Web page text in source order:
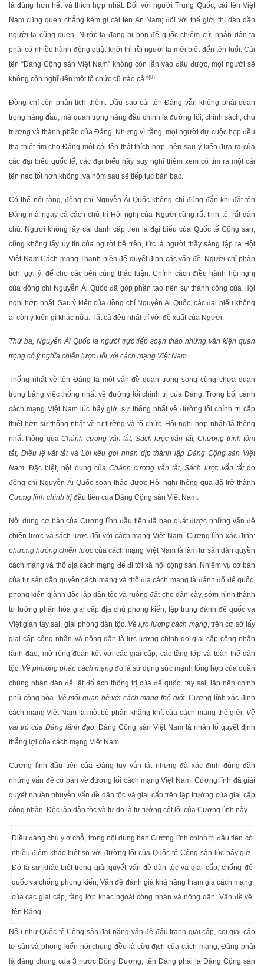
là đúng hơn hết và thích hợp nhất. Đối với người Trung Quốc, cái tên Việt
Nam cũng quen chẳng kém gì cái tên An Nam; đối với thế giới thì dần dần
người ta cũng quen. Nước ta đang bị bọn đế quốc chiếm cứ, nhân dân ta
phải có nhiều hành động quật khởi thì rồi người ta mới biết đến tên tuổi. Cái
tên “Đảng Cộng sản Việt Nam” không còn lẫn vào đâu được, mọi người sẽ
không còn nghĩ đến một tổ chức cũ nào cả.”(8).
Đồng chí còn phân tích thêm: Dầu sao cái tên Đảng vẫn không phải quan
trọng hàng đầu, mà quan trọng hàng đầu chính là đường lối, chính sách, chủ
trương và thành phần của Đảng. Nhưng vì rằng, mọi người dự cuộc họp đều
tha thiết tìm cho Đảng một cái tên thật thích hợp, nên sau ý kiến đưa ra của
các đại biểu quốc tế, các đại biểu hãy suy nghĩ thêm xem có tìm ra một cái
tên nào tốt hơn không, và hôm sau sẽ tiếp tục bàn bạc.
Có thể nói rằng, đồng chí Nguyễn Ái Quốc không chỉ đúng đắn khi đặt tên
Đảng mà ngay cả cách chủ trì Hội nghị của Người cũng rất tinh tế, rất dân
chủ. Người không lấy cái danh cấp trên là đại biểu của Quốc tế Cộng sản,
cũng không lấy uy tín của người bề trên, tức là người thầy sáng lập ra Hội
Việt Nam Cách mạng Thanh niên để quyết định các vấn đề. Người chỉ phân
tích, gợi ý, để cho các bên cùng thảo luận. Chính cách điều hành hội nghị
của đồng chí Nguyễn Ái Quốc đã góp phần tạo nên sự thành công của Hội
nghị hợp nhất. Sau ý kiến của đồng chí Nguyễn Ái Quốc, các đại biểu không
ai còn ý kiến gì khác nữa. Tất cả đều nhất trí với đề xuất của Người.
Thứ ba, Nguyễn Ái Quốc là người trực tiếp soạn thảo những văn kiện quan
trọng có ý nghĩa chiến lược đối với cách mạng Việt Nam
Thống nhất về tên Đảng là một vấn đề quan trọng song cũng chưa quan
trọng bằng việc thống nhất về đường lối chính trị của Đảng. Trong bối cảnh
cách mạng Việt Nam lúc bấy giờ, sự thống nhất về đường lối chính trị cấp
thiết hơn sự thống nhất về tư tưởng và tổ chức. Hội nghị hợp nhất đã thống
nhất thông quaChánh cương vắn tắt, Sách lược vắn tắt, Chương trình tóm
tắt, Điều lệ vắt tắtvà Lời kêu gọi nhân dịp thành lập Đảng Cộng sản Việt
Nam. Đặc biệt, nội dung của Chánh cương vắn tắt, Sách lược vắn tắtdo
đồng chí Nguyễn Ái Quốc soạn thảo được Hội nghị thông qua đã trở thành
Cương lĩnh chính trị đầu tiên của Đảng Cộng sản Việt Nam.
Nội dung cơ bản của Cương lĩnh đầu tiên đã bao quát được những vấn đề
chiến lược và sách lược đối với cách mạng Việt Nam. Cương lĩnh xác định:
phương hướng chiến lượccủa cách mạng Việt Nam là làm tư sản dân quyền
cách mạng và thổ địa cách mạng để đi tới xã hội cộng sản. Nhiệm vụ cơ bản
của tư sản dân quyền cách mạng và thổ địa cách mạng là đánh đổ đế quốc,
phong kiến giành độc lập dân tộc và ruộng đất cho dân cày, sớm hình thành
tư tưởng phân hóa giai cấp địa chủ phong kiến, tập trung đánh đế quốc và
Việt gian tay sai, giải phóng dân tộc. Về lực lượng cách mạng, trên cơ sở lấy
giai cấp công nhân và nông dân là lực lượng chính do giai cấp công nhân
lãnh đạo, mở rộng đoàn kết với các giai cấp, các tầng lớp và toàn thể dân
tộc. Về phương pháp cách mạng đó là sử dụng sức mạnh tổng hợp của quần
chúng nhân dân để lật đổ ách thống trị của đế quốc, tay sai, lập nên chính
phủ cộng hòa. Về mối quan hệ với cách mạng thế giới, Cương lĩnh xác định
cách mạng Việt Nam là một bộ phận khăng khít của cách mạng thế giới. Về
vai trò của Đảng lãnh đạo, Đảng Cộng sản Việt Nam là nhân tố quyết định
thắng lợi của cách mạng Việt Nam.
Cương lĩnh đầu tiên của Đảng tuy vắn tắt nhưng đã xác định đúng đắn
những vấn đề cơ bản về đường lối cách mạng Việt Nam. Cương lĩnh đã giải
quyết nhuần nhuyễn vấn đề dân tộc và giai cấp trên lập trường của giai cấp
công nhân. Độc lập dân tộc và tự do là tư tưởng cốt lõi của Cương lĩnh này.
Điều đáng chú ý ở chỗ, trong nội dung bản Cương lĩnh chính trị đầu tiên có
nhiều điểm khác biệt so với đường lối của Quốc tế Cộng sản lúc bấy giờ.
Đó là sự khác biệt trong giải quyết vấn đề dân tộc và giai cấp, chống đế
quốc và chống phong kiến; Vấn đề đánh giá khả năng tham gia cách mạng
của các giai cấp, tầng lớp khác ngoài công nhân và nông dân; Vấn đề về
tên Đảng.
Nếu như Quốc tế Cộng sản đặt nặng vấn đề đấu tranh giai cấp, coi giai cấp
tư sản và phong kiến nói chung đều là cừu địch của cách mạng, Đảng phải
là đảng chung của 3 nước Đông Dương, tên Đảng phải là Đảng Cộng sản